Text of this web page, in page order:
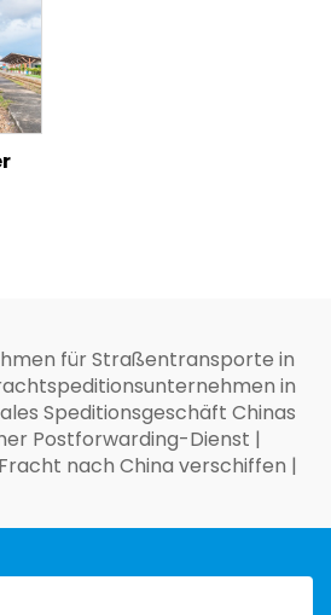
für Straßentransporte in
in
Speditionsgeschäft Chinas
Postforwarding-Dienst |
nach China verschiffen |